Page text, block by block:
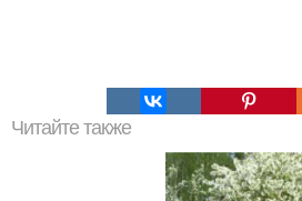
Читайте также